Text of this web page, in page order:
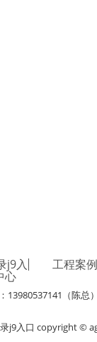
j9入
心
工程案例
13980537141（陈总
j9入口 copyright ©